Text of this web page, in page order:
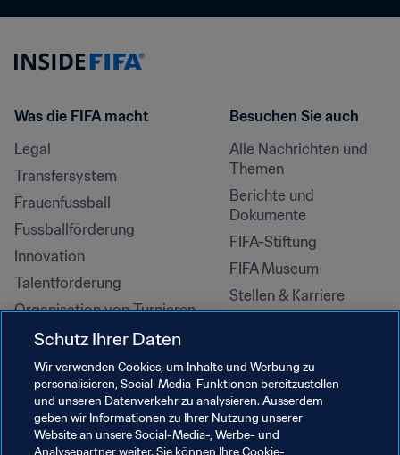
Was die FIFA macht
Legal
Transfersystem
Frauenfussball
Fussballförderung
Innovation
Talentförderung
Organisation von Turnieren
Nachhaltigkeit
Menschenrechte und
Antidiskriminierung
Gesundheit und Medizin
Bildungsinitiativen
Besuchen Sie auch
Alle Nachrichten und
Themen
Berichte und
Dokumente
FIFA-Stiftung
FIFA Museum
Stellen & Karriere
Schutz Ihrer Daten
Wir verwenden Cookies, um Inhalte und Werbung zu
personalisieren, Social-Media-Funktionen bereitzustellen
und unseren Datenverkehr zu analysieren. Ausserdem
geben wir Informationen zu Ihrer Nutzung unserer
Website an unsere Social-Media-, Werbe- und
Analysepartner weiter. Sie können Ihre Cookie-